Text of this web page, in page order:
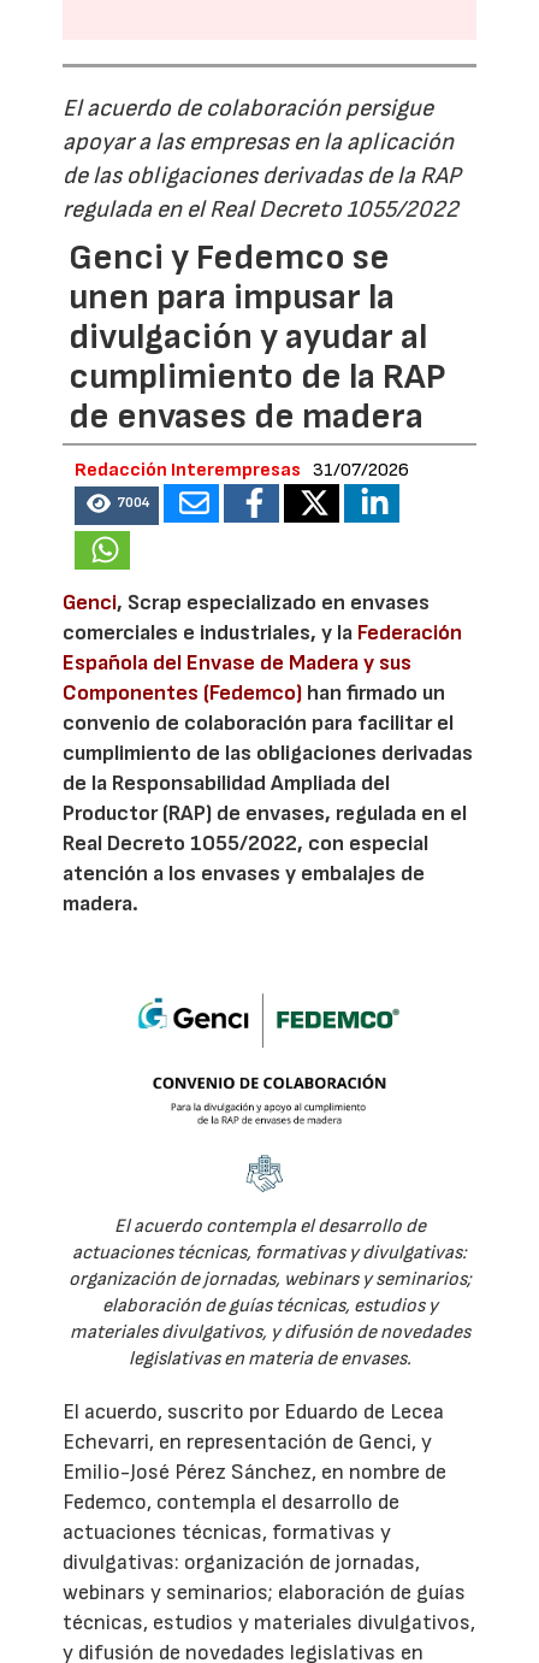
El acuerdo de colaboración persigue
apoyar a las empresas en la aplicación
de las obligaciones derivadas de la RAP
regulada en el Real Decreto 1055/2022
Genci y Fedemco se
unen para impusar la
divulgación y ayudar al
cumplimiento de la RAP
de envases de madera
Redacción Interempresas 31/07/2026
7004
Genci, Scrap especializado en envases
comerciales e industriales, y la Federación
Española del Envase de Madera y sus
Componentes (Fedemco) han firmado un
convenio de colaboración para facilitar el
cumplimiento de las obligaciones derivadas
de la Responsabilidad Ampliada del
Productor (RAP) de envases, regulada en el
Real Decreto 1055/2022, con especial
atención a los envases y embalajes de
madera.
El acuerdo contempla el desarrollo de
actuaciones técnicas, formativas y divulgativas:
organización de jornadas, webinars y seminarios;
elaboración de guías técnicas, estudios y
materiales divulgativos, y difusión de novedades
legislativas en materia de envases.
El acuerdo, suscrito por Eduardo de Lecea
Echevarri, en representación de Genci, y
Emilio-José Pérez Sánchez, en nombre de
Fedemco, contempla el desarrollo de
actuaciones técnicas, formativas y
divulgativas: organización de jornadas,
webinars y seminarios; elaboración de guías
técnicas, estudios y materiales divulgativos,
y difusión de novedades legislativas en